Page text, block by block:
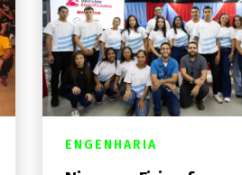
ENGENHARIA